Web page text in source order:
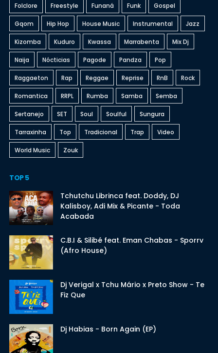
Folclore Freestyle Funaná Funk Gospel
Gqom Hip Hop House Music Instrumental Jazz
Kizomba Kuduro Kwassa Marrabenta Mix Dj
Naija Nócticias Pagode Pandza Pop
Raggaeton Rap Reggae Reprise RnB Rock
Romantica RRPL Rumba Samba Semba
Sertanejo SET Soul Soulful Sungura
Tarraxinha Top Tradicional Trap Video
World Music Zouk
TOP 5
Tchutchu Librinca feat. Doddy, DJ
Kalisboy, Adi Mix & Picante - Toda
Acabada
C.B.I & Silibé feat. Eman Chabas - Sporrv
(Afro House)
Dj Verigal x Tchu Mário x Preto Show - Te
Fiz Que
Dj Habias - Born Again (EP)